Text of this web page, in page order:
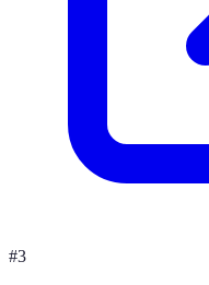
#3